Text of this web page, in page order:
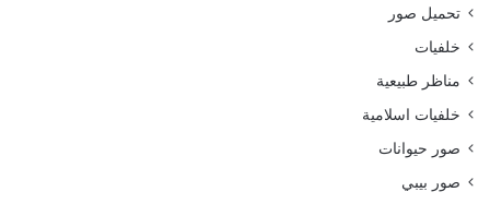
تحميل صور
خلفيات
مناظر طبيعية
خلفيات اسلامية
صور حيوانات
صور بيبي